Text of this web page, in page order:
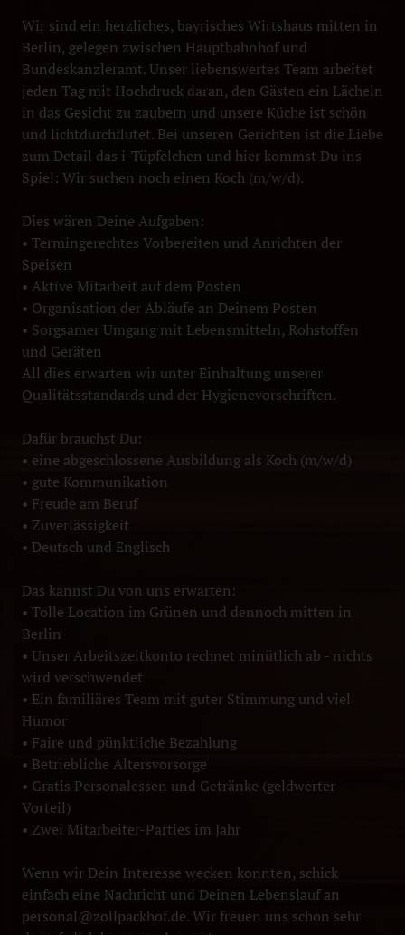
Wir sind ein herzliches, bayrisches Wirtshaus mitten in
Berlin, gelegen zwischen Hauptbahnhof und
Bundeskanzleramt. Unser liebenswertes Team arbeitet
jeden Tag mit Hochdruck daran, den Gästen ein Lächeln
in das Gesicht zu zaubern und unsere Küche ist schön
und lichtdurchflutet. Bei unseren Gerichten ist die Liebe
zum Detail das i-Tüpfelchen und hier kommst Du ins
Spiel: Wir suchen noch einen Koch (m/w/d).
Dies wären Deine Aufgaben:
• Termingerechtes Vorbereiten und Anrichten der
Speisen
• Aktive Mitarbeit auf dem Posten
• Organisation der Abläufe an Deinem Posten
• Sorgsamer Umgang mit Lebensmitteln, Rohstoffen
und Geräten
All dies erwarten wir unter Einhaltung unserer
Qualitätsstandards und der Hygienevorschriften.
Dafür brauchst Du:
• eine abgeschlossene Ausbildung als Koch (m/w/d)
• gute Kommunikation
• Freude am Beruf
• Zuverlässigkeit
• Deutsch und Englisch
Das kannst Du von uns erwarten:
• Tolle Location im Grünen und dennoch mitten in
Berlin
• Unser Arbeitszeitkonto rechnet minütlich ab - nichts
wird verschwendet
• Ein familiäres Team mit guter Stimmung und viel
Humor
• Faire und pünktliche Bezahlung
• Betriebliche Altersvorsorge
• Gratis Personalessen und Getränke (geldwerter
Vorteil)
• Zwei Mitarbeiter-Parties im Jahr
Wenn wir Dein Interesse wecken konnten, schick
einfach eine Nachricht und Deinen Lebenslauf an
personal@zollpackhof.de. Wir freuen uns schon sehr